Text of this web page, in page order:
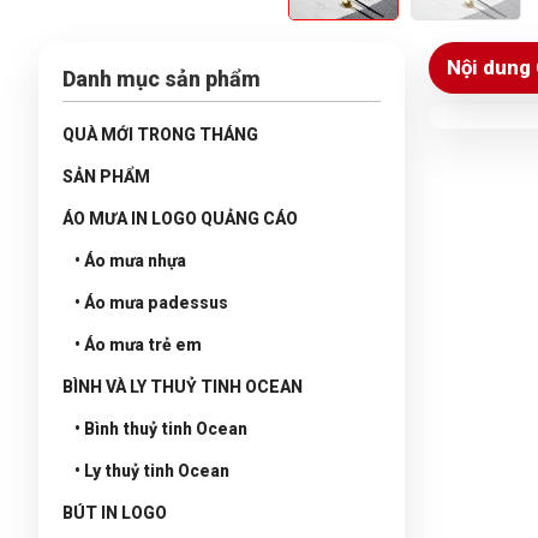
Danh mục sản phẩm
QUÀ MỚI TRONG THÁNG
SẢN PHẨM
ÁO MƯA IN LOGO QUẢNG CÁO
• Áo mưa nhựa
• Áo mưa padessus
• Áo mưa trẻ em
BÌNH VÀ LY THUỶ TINH OCEAN
• Bình thuỷ tinh Ocean
• Ly thuỷ tinh Ocean
BÚT IN LOGO
Nội dung